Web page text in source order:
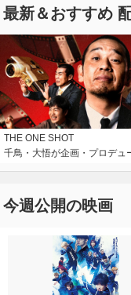
最新＆おすすめ
THE ONE SHOT
千鳥・大悟が企画・プロデ
今週公開の映画